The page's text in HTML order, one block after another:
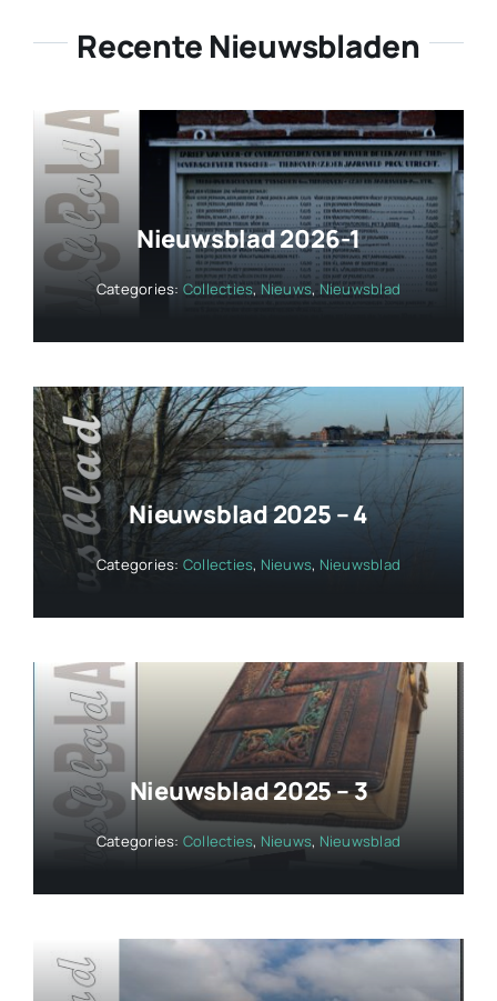
Recente Nieuwsbladen
Nieuwsblad 2026-1
Categories: Collecties, Nieuws, Nieuwsblad
Nieuwsblad 2025 – 4
Categories: Collecties, Nieuws, Nieuwsblad
Nieuwsblad 2025 – 3
Categories: Collecties, Nieuws, Nieuwsblad